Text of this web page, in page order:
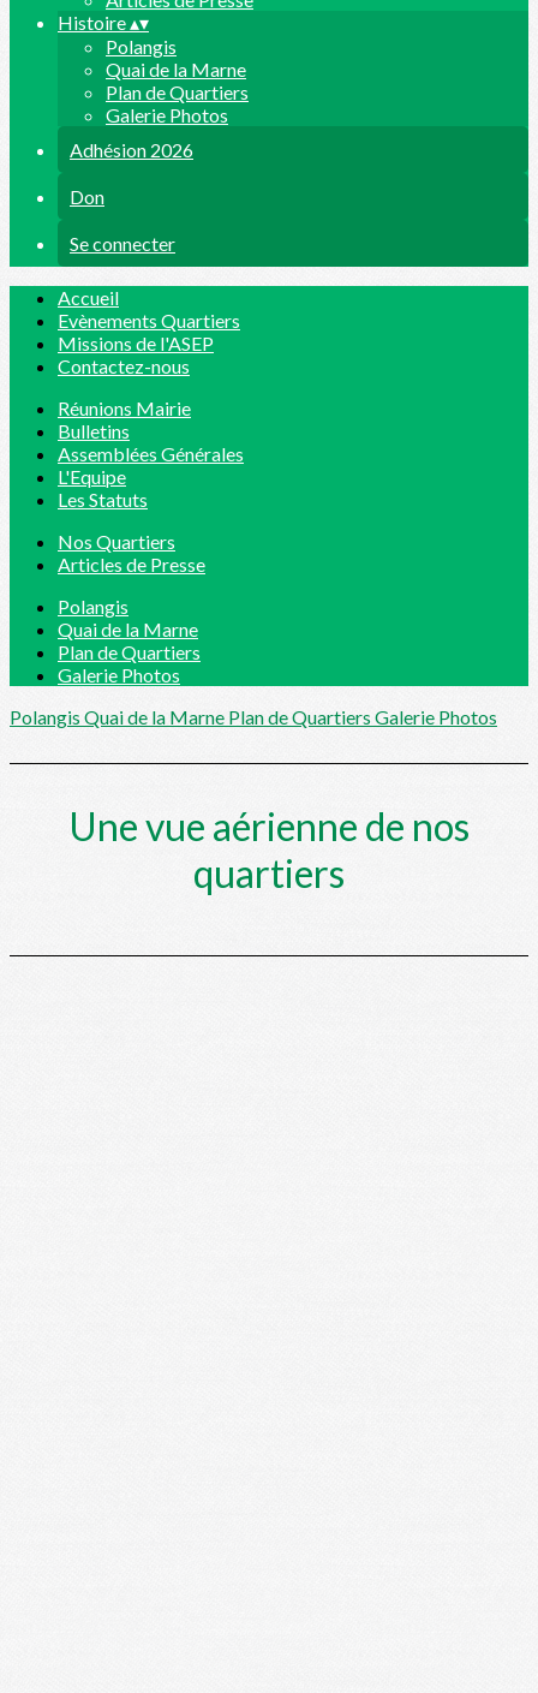
Histoire▴▾
Polangis
Quai de la Marne
Plan de Quartiers
Galerie Photos
Adhésion 2026
Don
Se connecter
Accueil
Evènements Quartiers
Missions de l'ASEP
Contactez-nous
Réunions Mairie
Bulletins
Assemblées Générales
L'Equipe
Les Statuts
Nos Quartiers
Articles de Presse
Polangis
Quai de la Marne
Plan de Quartiers
Galerie Photos
Polangis Quai de la Marne Plan de QuartiersGalerie Photos
Une vue aérienne de nos
quartiers